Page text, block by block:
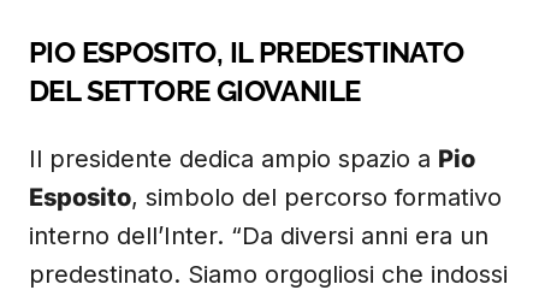
PIO ESPOSITO, IL PREDESTINATO
DEL SETTORE GIOVANILE
Il presidente dedica ampio spazio a Pio
Esposito, simbolo del percorso formativo
interno dell’Inter. “Da diversi anni era un
predestinato. Siamo orgogliosi che indossi